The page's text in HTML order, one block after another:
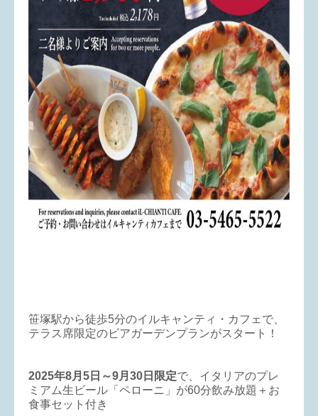
笹塚駅から徒歩5分のイルキャンティ・カフェで、
テラス席限定のビアガーデンプランがスタート！
2025年8月5日～9月30日限定で、イタリアのプレ
ミアム生ビール「ペローニ」が60分飲み放題＋お
食事セット付き